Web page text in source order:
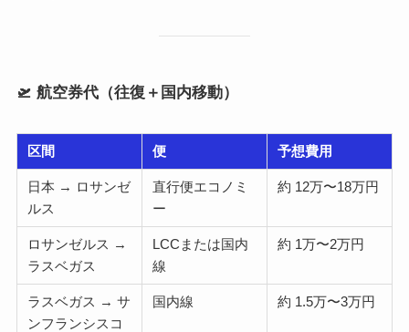
🛫 航空券代（往復＋国内移動）
区間 便 予想費用
日本 → ロサンゼ
ルス
直行便エコノミ
ー
約 12万〜18万円
ロサンゼルス →
ラスベガス
LCCまたは国内
線
約 1万〜2万円
ラスベガス → サ
ンフランシスコ
国内線 約 1.5万〜3万円